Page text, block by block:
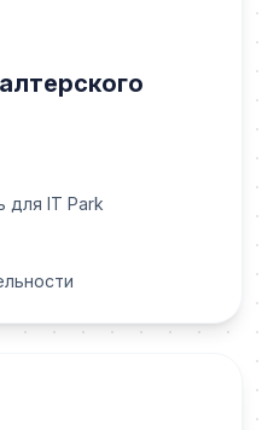
для IT Park